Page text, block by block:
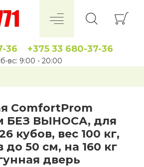
36 +375 33 680-37-36
вс: 9:00 - 20:00
ComfortProm
БЕЗ ВЫНОСА, для
кубов, вес 100 кг,
50 см, на 160 кг
дверь